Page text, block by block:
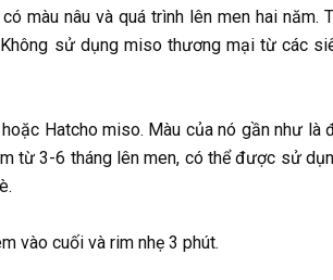
màu nâu và quá trình lên men hai năm.
sử dụng miso thương mại từ các
Hatcho miso. Màu của nó gần như là
từ 3-6 tháng lên men, có thể được sử
vào cuối và rim nhẹ 3 phút.